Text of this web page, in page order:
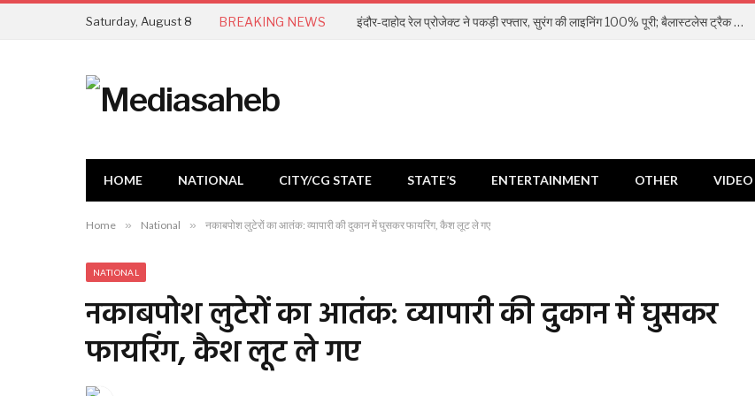
Saturday, August 8 BREAKING NEWS इंदौर-दाहोद रेल प्रोजेक्ट ने पकड़ी रफ्तार, सुरंग की लाइनिंग 100% पूरी; बैलास्टलेस ट्रैक बिछाने का काम तेज
HOME NATIONAL CITY/CG STATE STATE’S ENTERTAINMENT OTHER VIDEO
Home » National » नकाबपोश लुटेरों का आतंक: व्यापारी की दुकान में घुसकर फायरिंग, कैश लूट ले गए
NATIONAL
नकाबपोश लुटेरों का आतंक: व्यापारी की दुकान में घुसकर
फायरिंग, कैश लूट ले गए